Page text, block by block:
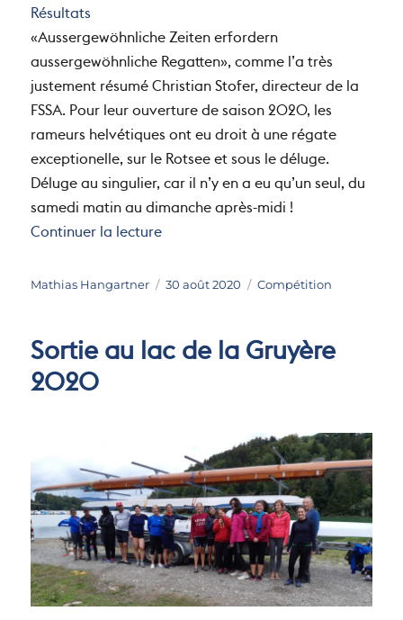
Résultats
«Aussergewöhnliche Zeiten erfordern
aussergewöhnliche Regatten», comme l’a très
justement résumé Christian Stofer, directeur de la
FSSA. Pour leur ouverture de saison 2020, les
rameurs helvétiques ont eu droit à une régate
exceptionelle, sur le Rotsee et sous le déluge.
Déluge au singulier, car il n’y en a eu qu’un seul, du
samedi matin au dimanche après-midi !
Continuer la lecturede « President’s Cup Regatta »
Auteur
Mathias Hangartner
Publié
30 août 2020 Catégories
Compétition
Sortie au lac de la Gruyère
2020